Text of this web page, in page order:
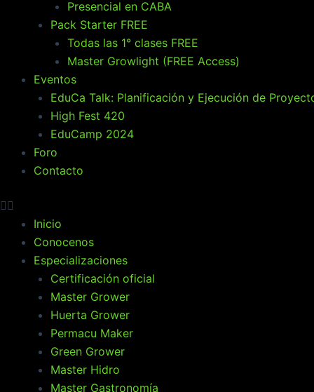
Presencial en CABA
Pack Starter FREE
Todas las 1° clases FREE
Master Growlight (FREE Access)
Eventos
EduCa Talk: Planificación y Ejecución de
High Fest 420
EduCamp 2024
Foro
Contacto
Inicio
Conocenos
Especializaciones
Certificación oficial
Master Grower
Huerta Grower
Permacu Maker
Green Grower
Master Hidro
Master Gastronomía